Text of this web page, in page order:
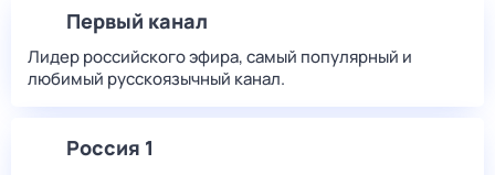
Первый канал
Лидер российского эфира, самый популярный и
любимый русскоязычный канал.
Россия 1